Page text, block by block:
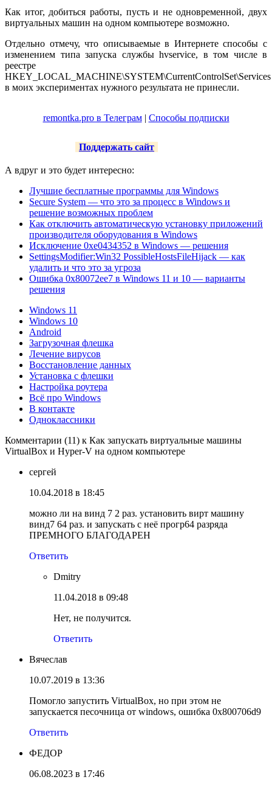
Как итог, добиться работы, пусть и не одновременной, двух
виртуальных машин на одном компьютере возможно.
Отдельно отмечу, что описываемые в Интернете способы с
изменением типа запуска службы hvservice, в том числе в
реестре
HKEY_LOCAL_MACHINE\SYSTEM\CurrentControlSet\Services
в моих экспериментах нужного результата не принесли.
remontka.pro в Телеграм| Способы подписки
Поддержать сайт
А вдруг и это будет интересно:
Лучшие бесплатные программы для Windows
Secure System — что это за процесс в Windows и
решение возможных проблем
Как отключить автоматическую установку приложений
производителя оборудования в Windows
Исключение 0xe0434352 в Windows — решения
SettingsModifier:Win32 PossibleHostsFileHijack — как
удалить и что это за угроза
Ошибка 0x80072ee7 в Windows 11 и 10 — варианты
решения
Windows 11
Windows 10
Android
Загрузочная флешка
Лечение вирусов
Восстановление данных
Установка с флешки
Настройка роутера
Всё про Windows
В контакте
Одноклассники
Комментарии (11) к Как запускать виртуальные машины
VirtualBox и Hyper-V на одном компьютере
сергей
10.04.2018 в 18:45
можно ли на винд 7 2 раз. установить вирт машину
винд7 64 раз. и запускать с неё прогр64 разряда
ПРЕМНОГО БЛАГОДАРЕН
Ответить
Dmitry
11.04.2018 в 09:48
Нет, не получится.
Ответить
Вячеслав
10.07.2019 в 13:36
Помогло запустить VirtualBox, но при этом не
запускается песочница от windows, ошибка 0x800706d9
Ответить
ФЕДОР
06.08.2023 в 17:46